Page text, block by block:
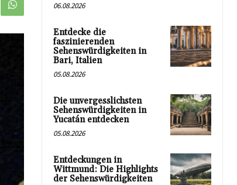
06.08.2026
Entdecke die
faszinierenden
Sehenswürdigkeiten in
Bari, Italien
05.08.2026
Die unvergesslichsten
Sehenswürdigkeiten in
Yucatán entdecken
05.08.2026
Entdeckungen in
Wittmund: Die Highlights
der Sehenswürdigkeiten